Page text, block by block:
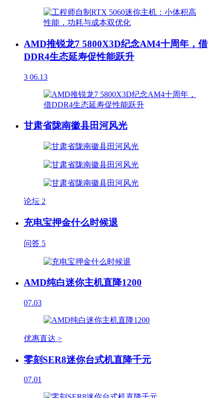
AMD推锐龙7 5800X3D纪念AM4十周年，借
DDR4生态延寿促性能跃升
3 06.13
甘肃省陇南徽县田河风光
论坛 2
充电宝押金什么时候退
问答 5
AMD纯白迷你主机直降1200
07.03
优惠直达 >
零刻SER8迷你台式机直降千元
07.01